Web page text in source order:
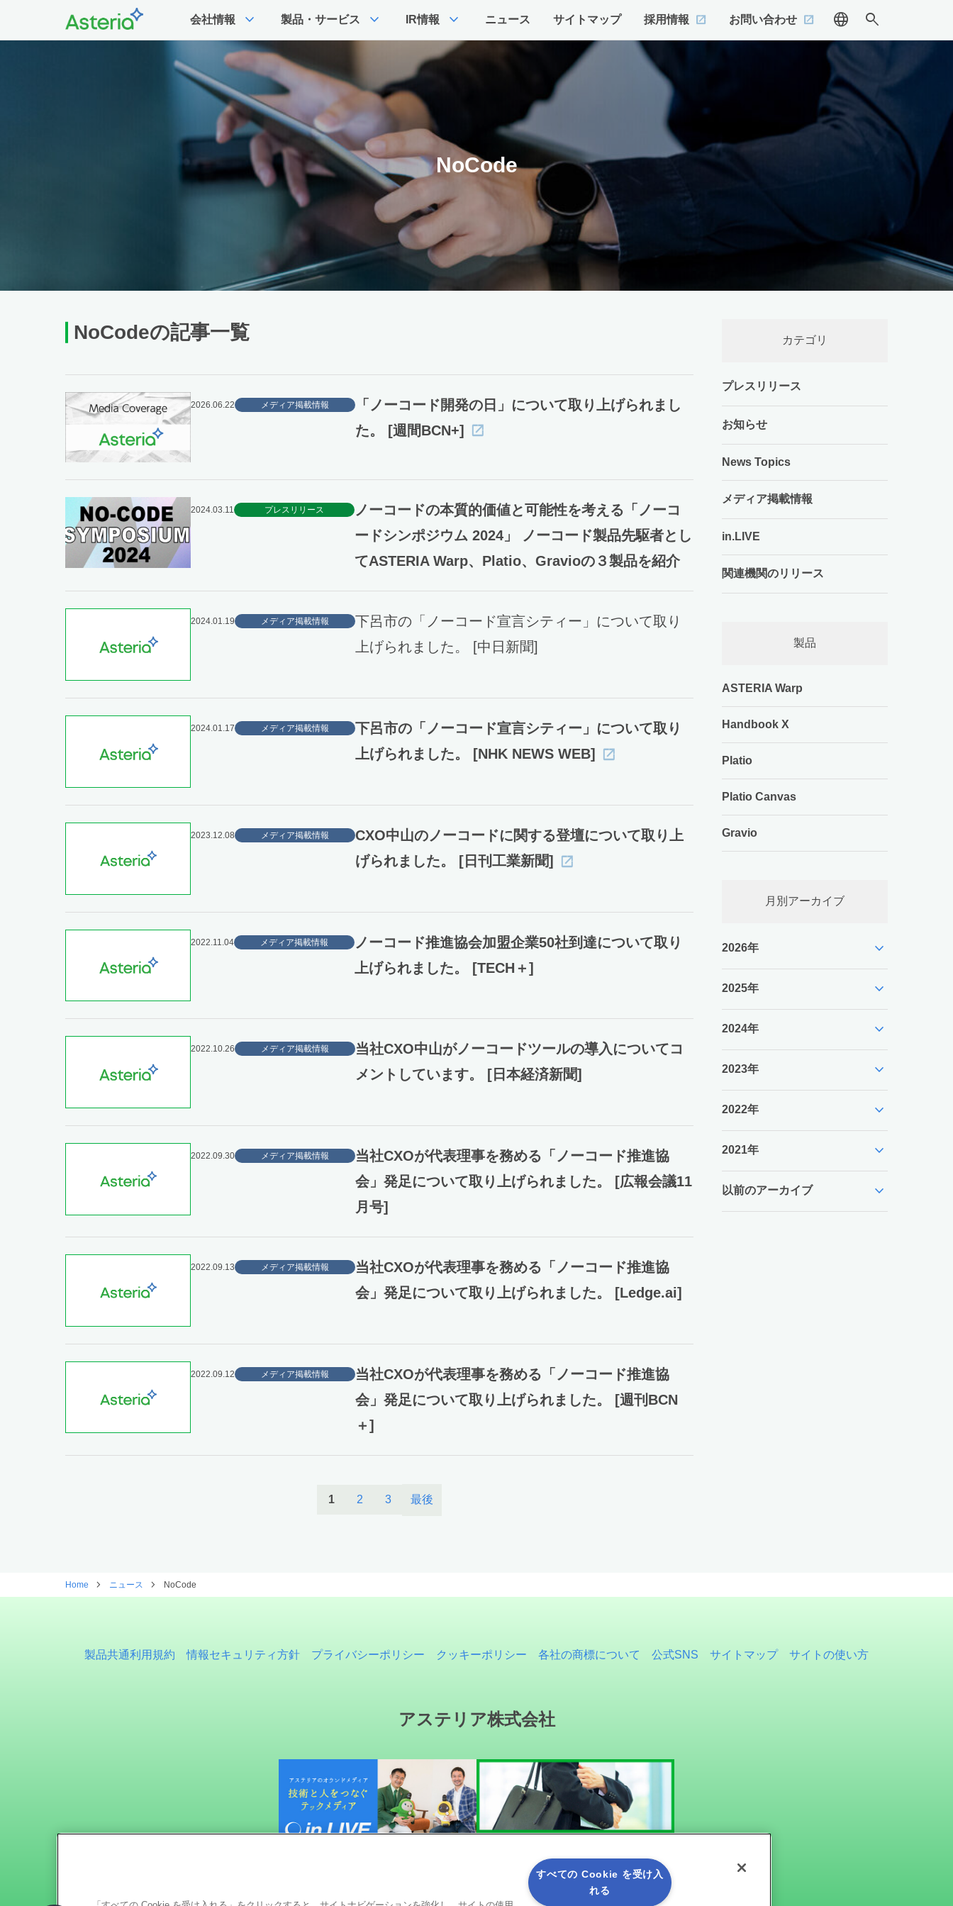
会社情報 expand_more 製品・サービス expand_more IR情報 expand_more ニュース サイトマップ 採用情報 お問い合わせ language search
NoCode
NoCodeの記事一覧
2026.06.22 メディア掲載情報
「ノーコード開発の日」について取り上げられまし
た。 [週間BCN+]
2024.03.11 プレスリリース
ノーコードの本質的価値と可能性を考える「ノーコ
ードシンポジウム 2024」 ノーコード製品先駆者とし
てASTERIA Warp、Platio、Gravioの３製品を紹介
2024.01.19 メディア掲載情報
下呂市の「ノーコード宣言シティー」について取り
上げられました。 [中日新聞]
2024.01.17 メディア掲載情報
下呂市の「ノーコード宣言シティー」について取り
上げられました。 [NHK NEWS WEB]
2023.12.08 メディア掲載情報
CXO中山のノーコードに関する登壇について取り上
げられました。 [日刊工業新聞]
2022.11.04 メディア掲載情報
ノーコード推進協会加盟企業50社到達について取り
上げられました。 [TECH＋]
2022.10.26 メディア掲載情報
当社CXO中山がノーコードツールの導入についてコ
メントしています。 [日本経済新聞]
2022.09.30 メディア掲載情報
当社CXOが代表理事を務める「ノーコード推進協
会」発足について取り上げられました。 [広報会議11
月号]
2022.09.13 メディア掲載情報
当社CXOが代表理事を務める「ノーコード推進協
会」発足について取り上げられました。 [Ledge.ai]
2022.09.12 メディア掲載情報
当社CXOが代表理事を務める「ノーコード推進協
会」発足について取り上げられました。 [週刊BCN
＋]
1 2 3 最後
カテゴリ
プレスリリース
お知らせ
News Topics
メディア掲載情報
in.LIVE
関連機関のリリース
製品
ASTERIA Warp
Handbook X
Platio
Platio Canvas
Gravio
月別アーカイブ
2026年 expand_more
2025年 expand_more
2024年 expand_more
2023年 expand_more
2022年 expand_more
2021年 expand_more
以前のアーカイブ expand_more
Home ニュース NoCode
製品共通利用規約 情報セキュリティ方針 プライバシーポリシー クッキーポリシー 各社の商標について 公式SNS サイトマップ サイトの使い方
アステリア株式会社
すべての Cookie を受け入
れる